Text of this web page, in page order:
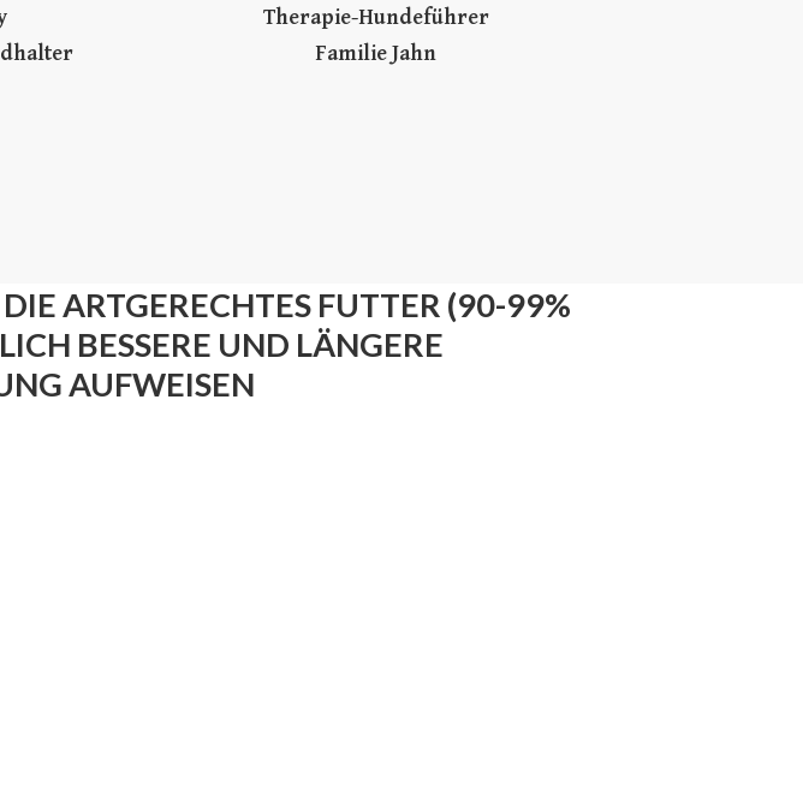
Therapie-Hundeführer
Familie Jahn
ARTGERECHTES FUTTER (90-99%
BESSERE UND LÄNGERE
AUFWEISEN